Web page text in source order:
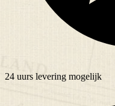
24 uurs levering mogelijk